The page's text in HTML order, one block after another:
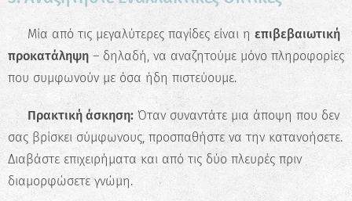
👀 Μία από τις μεγαλύτερες παγίδες είναι η επιβεβαιωτική
προκατάληψη – δηλαδή, να αναζητούμε μόνο πληροφορίες
που συμφωνούν με όσα ήδη πιστεύουμε.
Πρακτική άσκηση:Όταν συναντάτε μια άποψη που δεν
σας βρίσκει σύμφωνους, προσπαθήστε να την κατανοήσετε.
Διαβάστε επιχειρήματα και από τις δύο πλευρές πριν
διαμορφώσετε γνώμη.